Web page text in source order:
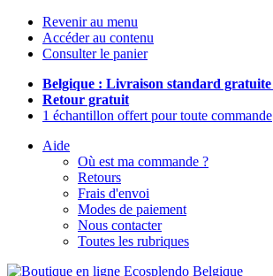
Revenir au menu
Accéder au contenu
Consulter le panier
Belgique : Livraison standard gratuite
Retour gratuit
1 échantillon offert pour toute commande
Aide
Où est ma commande ?
Retours
Frais d'envoi
Modes de paiement
Nous contacter
Toutes les rubriques